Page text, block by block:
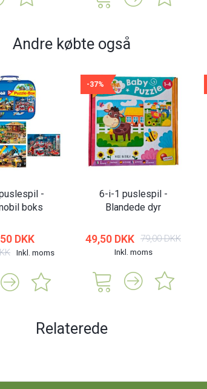
Andre købte også
-
boks
DKK
Inkl. moms
-37%
6-i-1 puslespil -
Blandede dyr
49,50 DKK 79,00 DKK
Inkl. moms
Relaterede